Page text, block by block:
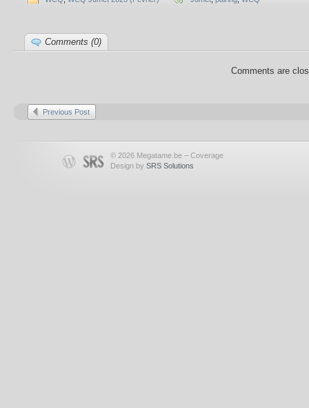
Comments (0)
Comments are
Previous Post
© 2026 Megatame.be – Coverage
Design by SRS Solutions